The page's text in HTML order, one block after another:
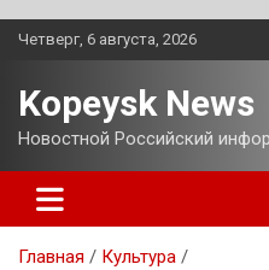
Перейти
Четверг, 6 августа, 2026
Kopeysk News
Новостной Российский
Главная
Культура